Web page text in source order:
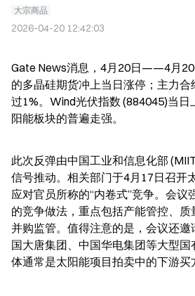
大宗商品
2026-04-20 12:42:03
Gate News消息，4月20日——4月20
的多晶硅期货冲上当日涨停；主力
过1%。Wind光伏指数 (884045)当日
阳能板块的普遍走强。
此次反弹由中国工业和信息化部
信号推动。相关部门于4月17日召开
应对官员所称的“内卷式”竞争。会议
的竞争做法，重点包括产能管控、质
并购监管。值得注意的是，会议还邀
国大唐集团、中国华电集团等大型
体通常是太阳能项目拍卖中的下游买